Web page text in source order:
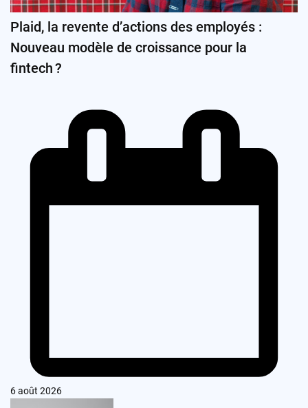
Plaid, la revente d’actions des employés :
Nouveau modèle de croissance pour la
fintech ?
6 août 2026